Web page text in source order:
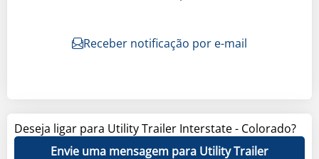
Receber notificação por e-mail
Deseja ligar para Utility Trailer Interstate - Colorado?
Envie uma mensagem para Utility Trailer